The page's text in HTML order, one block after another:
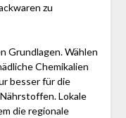
zu
Grundlagen. Wählen
Chemikalien
besser für die
Lokale
die regionale